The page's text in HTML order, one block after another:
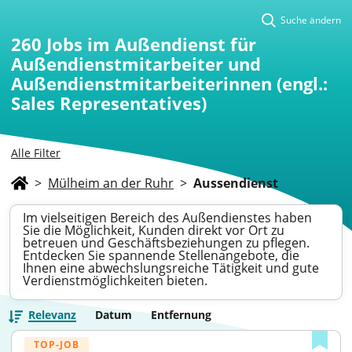
Alle Filter
Suche ändern
260 Jobs im Außendienst für
Außendienstmitarbeiter und
Außendienstmitarbeiterinnen (engl.:
Sales Representatives)
> Mülheim an der Ruhr > Aussendienst
Im vielseitigen Bereich des Außendienstes haben
Sie die Möglichkeit, Kunden direkt vor Ort zu
betreuen und Geschäftsbeziehungen zu pflegen.
Entdecken Sie spannende Stellenangebote, die
Ihnen eine abwechslungsreiche Tätigkeit und gute
Verdienstmöglichkeiten bieten.
Relevanz Datum Entfernung
TOP-JOB